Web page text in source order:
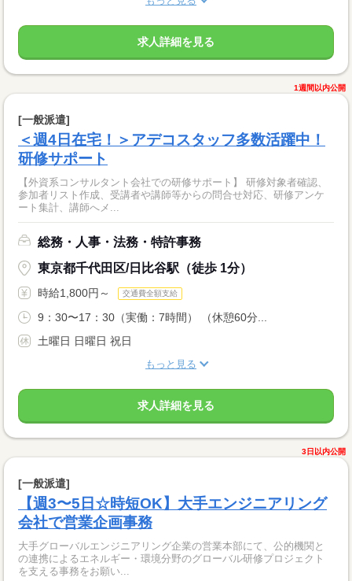
求人詳細を見る
1週間以内公開
[一般派遣]
＜週4日在宅！＞アデコスタッフ多数活躍中！
研修サポート
【外資系コンサルタント会社での研修サポート】 研修対象者確認、
参加者リスト作成、受講者や講師等からの問合せ対応、研修アンケ
ート集計、講師へメ...
総務・人事・法務・特許事務
東京都千代田区/日比谷駅（徒歩 1分）
時給1,800円～ 交通費全額支給
9：30〜17：30（実働：7時間） （休憩60分...
土曜日 日曜日 祝日
もっと見る
求人詳細を見る
3日以内公開
[一般派遣]
【週3〜5日☆時短OK】大手エンジニアリング
会社で営業企画事務
大手グローバルエンジニアリング企業の営業本部にて、公的機関と
の連携によるエネルギー・環境分野のグローバル研修プロジェクト
を支える事務をお願い...